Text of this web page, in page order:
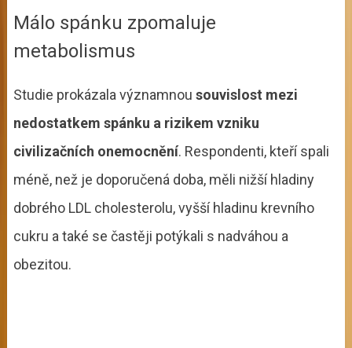
Málo spánku zpomaluje
metabolismus
Studie prokázala významnou souvislost mezi
nedostatkem spánku a rizikem vzniku
civilizačních onemocnění. Respondenti, kteří spali
méně, než je doporučená doba, měli nižší hladiny
dobrého LDL cholesterolu, vyšší hladinu krevního
cukru a také se častěji potýkali s nadváhou a
obezitou.